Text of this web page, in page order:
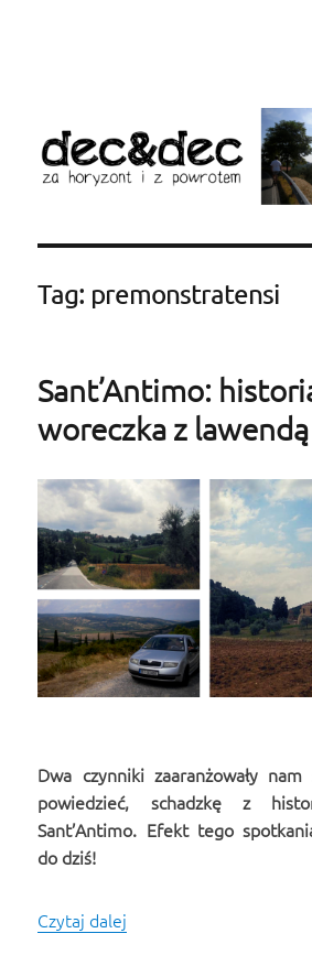
dec&dec – za horyzont
Tag: premonstratensi
Sant’Antimo:
woreczka z lawendą
Dwa czynniki zaaranżowały
powiedzieć, schadzkę z
Sant’Antimo. Efekt tego
do dziś!
Czytaj dalej